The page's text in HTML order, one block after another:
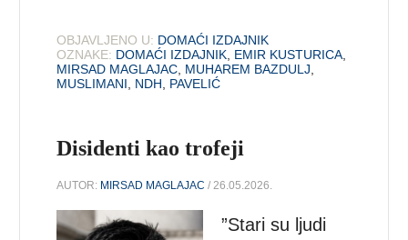
OBJAVLJENO U: DOMAĆI IZDAJNIK
OZNAKE: DOMAĆI IZDAJNIK EMIR KUSTURICA
MIRSAD MAGLAJAC MUHAREM BAZDULJ
MUSLIMANI
NDH PAVELIĆ
Disidenti kao trofeji
AUTOR: MIRSAD MAGLAJAC / 26.05.2026.
”Stari su ljudi